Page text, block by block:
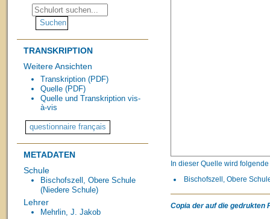
TRANSKRIPTION
Weitere Ansichten
Transkription (PDF)
Quelle (PDF)
Quelle und Transkription vis-
à-vis
METADATEN
Schule
Bischofszell, Obere Schule
(Niedere Schule)
Lehrer
Mehrlin, J. Jakob
In dieser Quelle wird
Bischofszell, Obere
Copia der auf die gedrukten